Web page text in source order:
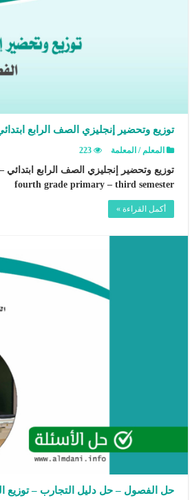
توزيع وتحضير إنجليزي الصف الرابع
المعلم / المعلمة 223
fourth grade primary – third semester
أكمل القراءة »
حل الفصول – حل دليل التجارب – توزيع الفيزياء 4 ثانوي مقررات مسار